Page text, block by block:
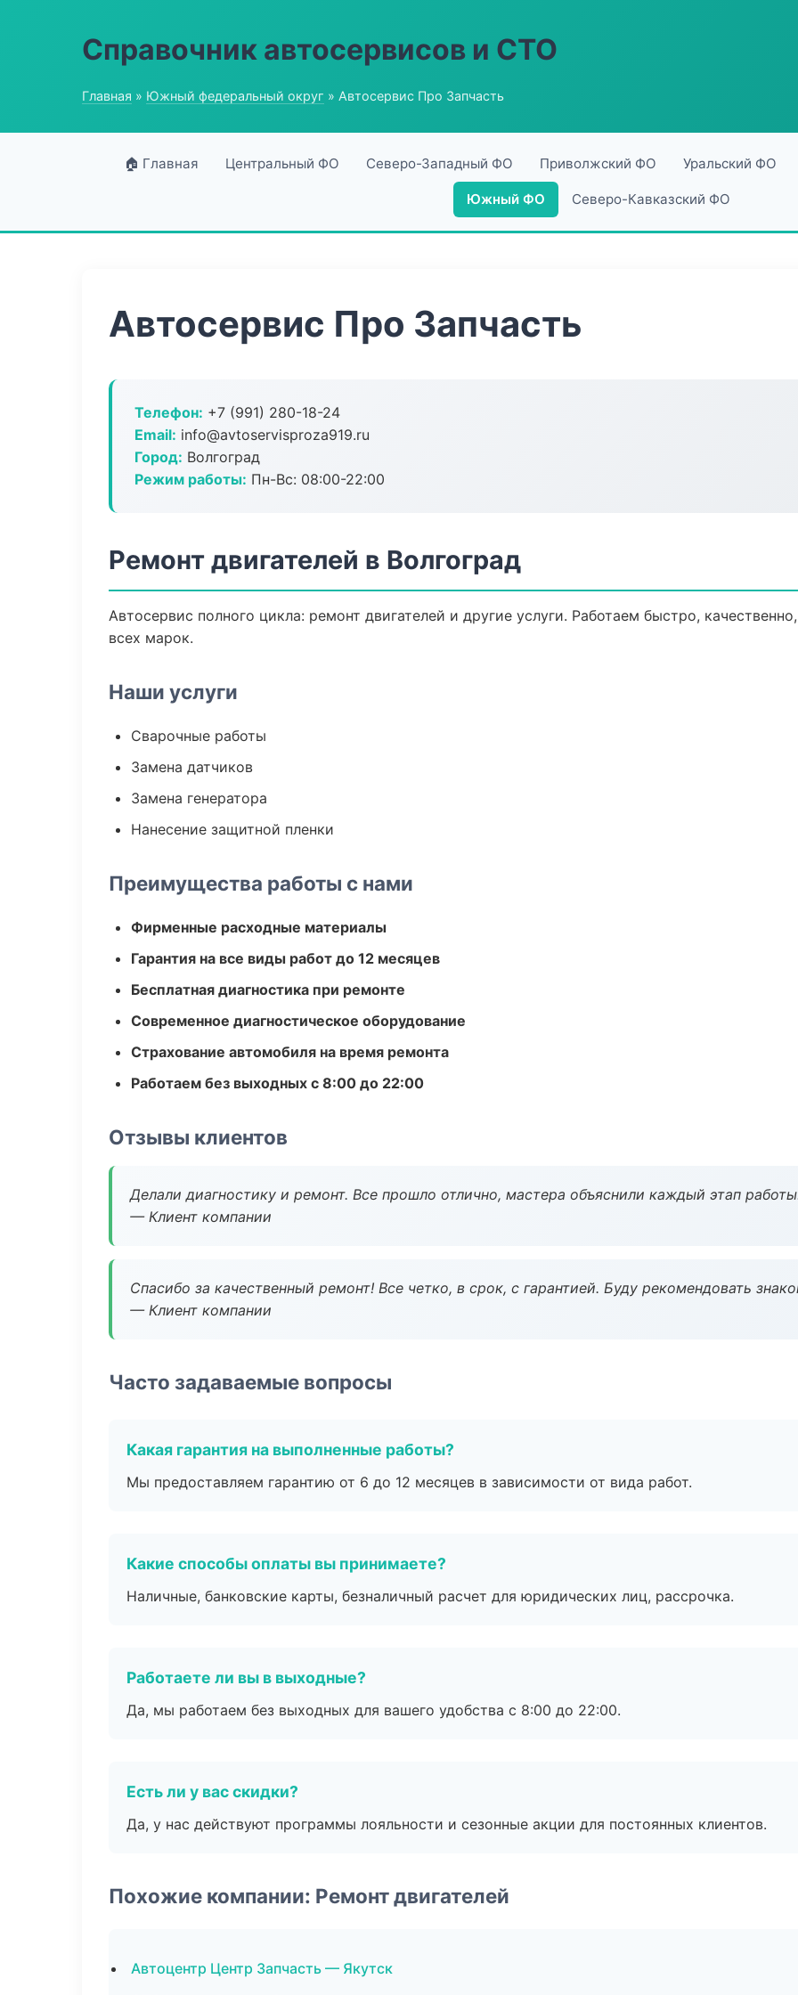
Справочник автосервисов и СТО
Главная » Южный федеральный округ » Автосервис Про Запчасть
🏠 Главная Центральный ФО Северо-Западный ФО Приволжский ФО Уральский ФО
Южный ФО Северо-Кавказский ФО
Автосервис Про Запчасть
Телефон: +7 (991) 280-18-24
Email: info@avtoservisproza919.ru
Город: Волгоград
Режим работы: Пн-Вс: 08:00-22:00
Ремонт двигателей в Волгоград
Автосервис полного цикла: ремонт двигателей и другие услуги. Работаем быстро,
всех марок.
Наши услуги
Сварочные работы
Замена датчиков
Замена генератора
Нанесение защитной пленки
Преимущества работы с нами
Фирменные расходные материалы
Гарантия на все виды работ до 12 месяцев
Бесплатная диагностика при ремонте
Современное диагностическое оборудование
Страхование автомобиля на время ремонта
Работаем без выходных с 8:00 до 22:00
Отзывы клиентов
Делали диагностику и ремонт. Все прошло отлично, мастера объяснили каждый этап
— Клиент компании
Спасибо за качественный ремонт! Все четко, в срок, с гарантией. Буду рекомендовать
— Клиент компании
Часто задаваемые вопросы
Какая гарантия на выполненные работы?
Мы предоставляем гарантию от 6 до 12 месяцев в зависимости от вида работ.
Какие способы оплаты вы принимаете?
Наличные, банковские карты, безналичный расчет для юридических лиц, рассрочка.
Работаете ли вы в выходные?
Да, мы работаем без выходных для вашего удобства с 8:00 до 22:00.
Есть ли у вас скидки?
Да, у нас действуют программы лояльности и сезонные акции для постоянных клиентов.
Похожие компании: Ремонт двигателей
Автоцентр Центр Запчасть — Якутск